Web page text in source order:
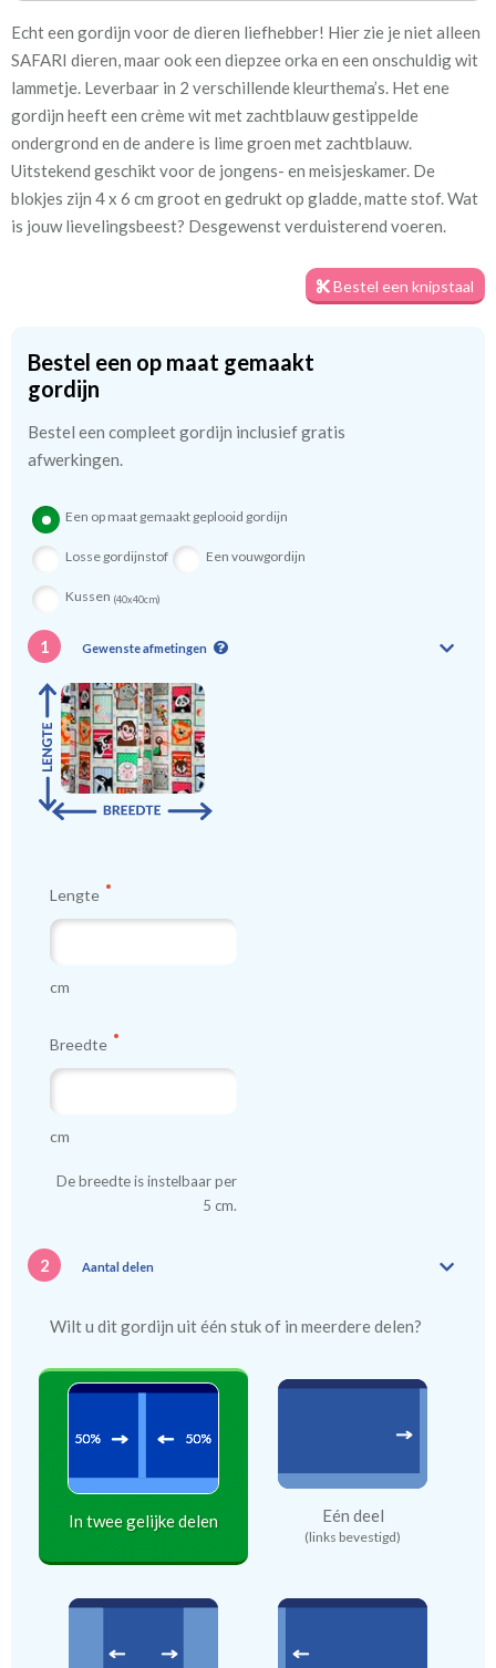
St.Safari Cube 4060-22
Patroon: 34 cm
Stofbreedte: 140 cm
Meestal eerder, maar houd
rekening met
circa 1-2 weken
100% katoen
We hebben bijna alle stoffen op voorraad, bestel daarom gerust
eerst een knipstaaltje.
Zo weet u precies met welke kleur en kwaliteit uw gordijnen
worden gemaakt.
Tip:Laat voor aangename verduistering en isolatie de
kindergordijnen voeren: een verschil van dag en nacht!
Echt een gordijn voor de dieren liefhebber! Hier zie je niet alleen
SAFARI dieren, maar ook een diepzee orka en een onschuldig wit
lammetje. Leverbaar in 2 verschillende kleurthema’s. Het ene
gordijn heeft een crème wit met zachtblauw gestippelde
ondergrond en de andere is lime groen met zachtblauw.
Uitstekend geschikt voor de jongens- en meisjeskamer. De
blokjes zijn 4 x 6 cm groot en gedrukt op gladde, matte stof. Wat
is jouw lievelingsbeest? Desgewenst verduisterend voeren.
Bestel een knipstaal
Bestel een op maat gemaakt
gordijn
Bestel een compleet gordijn inclusief gratis
afwerkingen.
Een op maat gemaakt geplooid gordijn
Losse gordijnstof Een vouwgordijn
Kussen (40x40cm)
1 Gewenste afmetingen
Lengte
cm
Breedte
cm
De breedte is instelbaar per
5 cm.
2 Aantal delen
Wilt u dit gordijn uit één stuk of in meerdere delen?
In twee gelijke delen Eén deel
(links bevestigd)